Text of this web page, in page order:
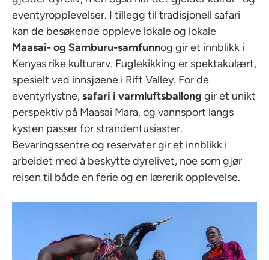
eventyropplevelser. I tillegg til tradisjonell safari
kan de besøkende oppleve lokale og lokale
Maasai- og Samburu-samfunnog gir et innblikk i
Kenyas rike kulturarv. Fuglekikking er spektakulært,
spesielt ved innsjøene i Rift Valley. For de
eventyrlystne,safari i varmluftsballong gir et unikt
perspektiv på Maasai Mara, og vannsport langs
kysten passer for strandentusiaster.
Bevaringssentre og reservater gir et innblikk i
arbeidet med å beskytte dyrelivet, noe som gjør
reisen til både en ferie og en lærerik opplevelse.